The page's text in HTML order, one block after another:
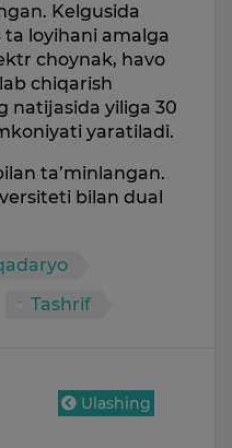
Kelgusida
loyihani amalga
choynak, havo
chiqarish
natijasida yiliga 30
yaratiladi.
ta’minlangan.
bilan dual
Tashrif
Ulashing